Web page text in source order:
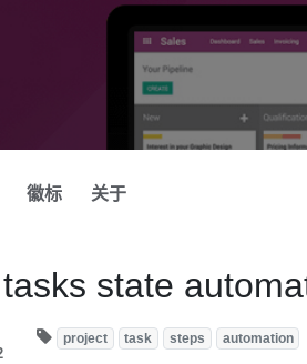
徽标 关于
state
project task steps automation